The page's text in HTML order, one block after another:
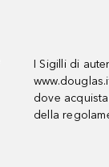
I Sigilli di
dove
della